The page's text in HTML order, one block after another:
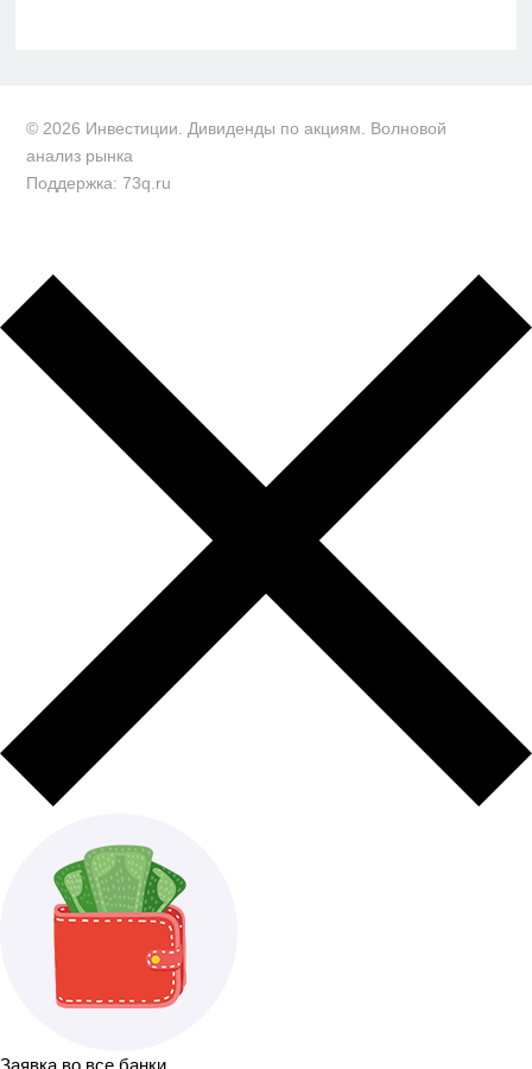
© 2026 Инвестиции. Дивиденды по акциям. Волновой
анализ рынка
Поддержка: 73q.ru